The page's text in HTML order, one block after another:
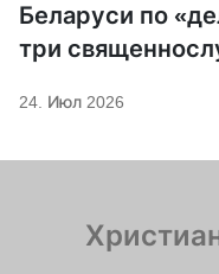
Беларуси по
три
24. Июл 2026